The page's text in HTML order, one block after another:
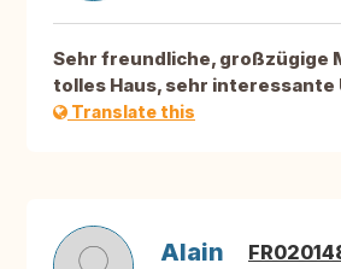
Sehr freundliche, großzügige
tolles Haus, sehr interessante
Translate this
Alain